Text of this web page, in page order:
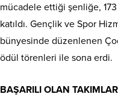
mücadele ettiği şenliğe,
katıldı. Gençlik ve Spor
bünyesinde düzenlenen
ödül törenleri ile sona erdi.
BAŞARILI OLAN